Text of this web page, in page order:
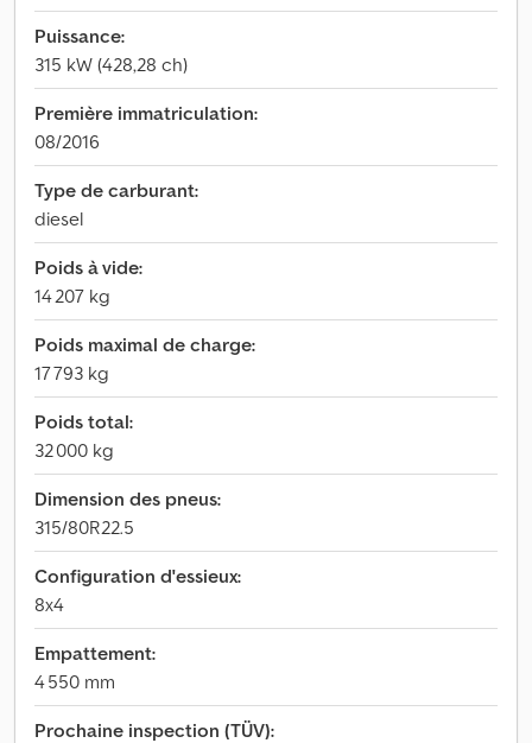
Puissance:
315 kW (428,28 ch)
Première immatriculation:
08/2016
Type de carburant:
diesel
Poids à vide:
14 207 kg
Poids maximal de charge:
17 793 kg
Poids total:
32 000 kg
Dimension des pneus:
315/80R22.5
Configuration d'essieux:
8x4
Empattement:
4 550 mm
Prochaine inspection (TÜV):